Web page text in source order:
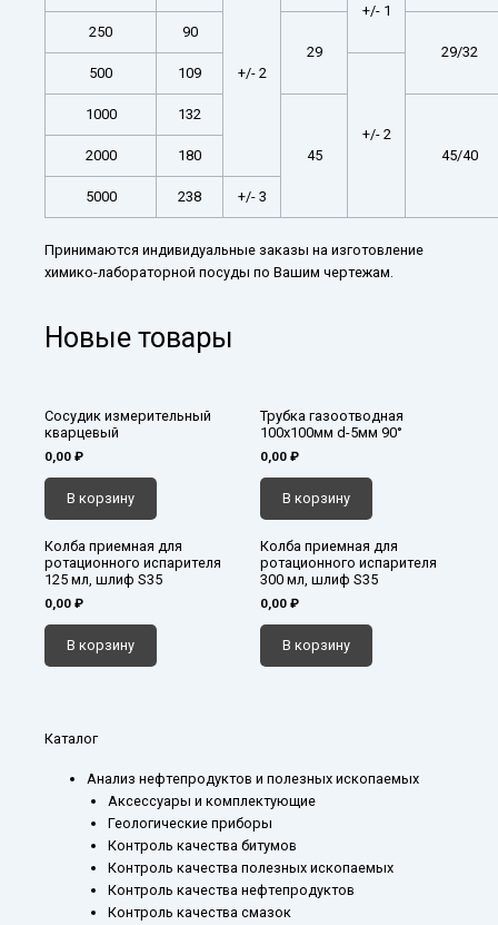
Каталог
Анализ нефтепродуктов и полезных ископаемых
Аксессуары и комплектующие
Геологические приборы
Контроль качества битумов
Контроль качества полезных ископаемых
Контроль качества нефтепродуктов
Контроль качества смазок
+/- 2
+/- 1
250
90
29
29/32
500
109
+/- 2
1000 132
45 45/40
2000 180
5000 238 +/- 3
Принимаются индивидуальные заказы на изготовление
химико-лабораторной посуды по Вашим чертежам.
Новые товары
Сосудик измерительный
кварцевый
0,00 ₽
В корзину
Трубка газоотводная
100х100мм d-5мм 90°
0,00 ₽
В корзину
Колба приемная для
ротационного испарителя
125 мл, шлиф S35
0,00 ₽
В корзину
Колба приемная для
ротационного испарителя
300 мл, шлиф S35
0,00 ₽
В корзину